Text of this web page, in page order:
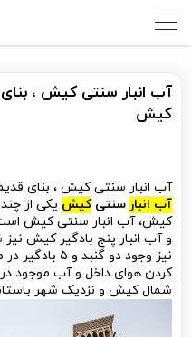
آب انبار سنتی کیش ،
کیش
آب انبار سنتی کیش ، بنای
آب انبار سنتیکیش یکی از
کیش، آب انبار سنتی کیش
و آب انبار پنج بادگیر کیش
نیز وجود دو
کردن هوای داخل و آب موجود
شمال کیش و نزدیک شهر